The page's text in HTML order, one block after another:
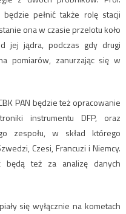
pełnić także rolę stacji
ona w czasie przelotu koło
jej jądra, podczas gdy drugi
pomiarów, zanurzając się w
PAN będzie też opracowanie
instrumentu DFP, oraz
zespołu, w skład którego
Czesi, Francuzi i Niemcy.
będą też za analizę danych
się wyłącznie na kometach